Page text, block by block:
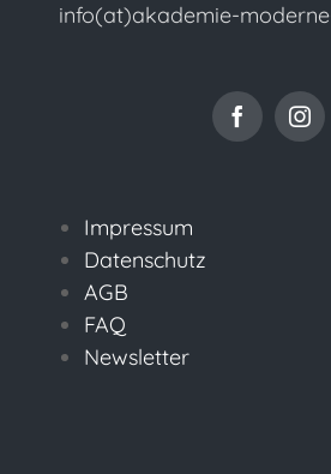
info(at)akademie-
Impressum
Datenschutz
AGB
FAQ
Newsletter